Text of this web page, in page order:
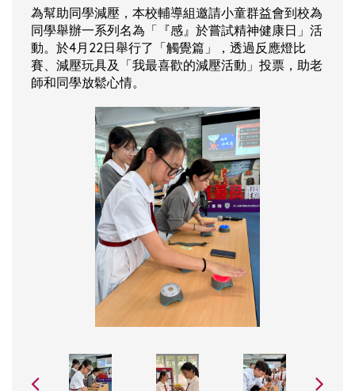
為幫助同學減壓，本校輔導組邀請小童群益會到校為
同學舉辦一系列名為「『感』於嘗試精神健康日」活
動。於4月22日舉行了「觸覺篇」，透過反應燈比
賽、減壓玩具及「我最喜歡的減壓活動」投票，助老
師和同學放鬆心情。